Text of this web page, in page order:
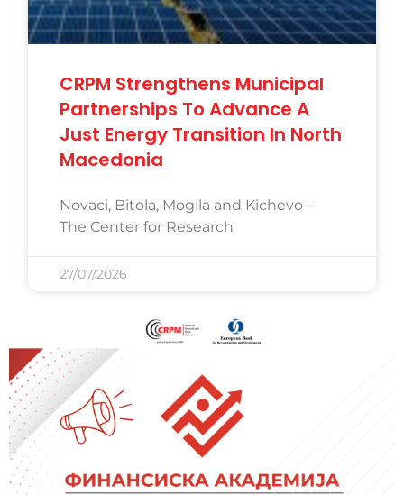
CRPM Strengthens Municipal
Partnerships To Advance A
Just Energy Transition In North
Macedonia
Novaci, Bitola, Mogila and Kichevo –
The Center for Research
27/07/2026